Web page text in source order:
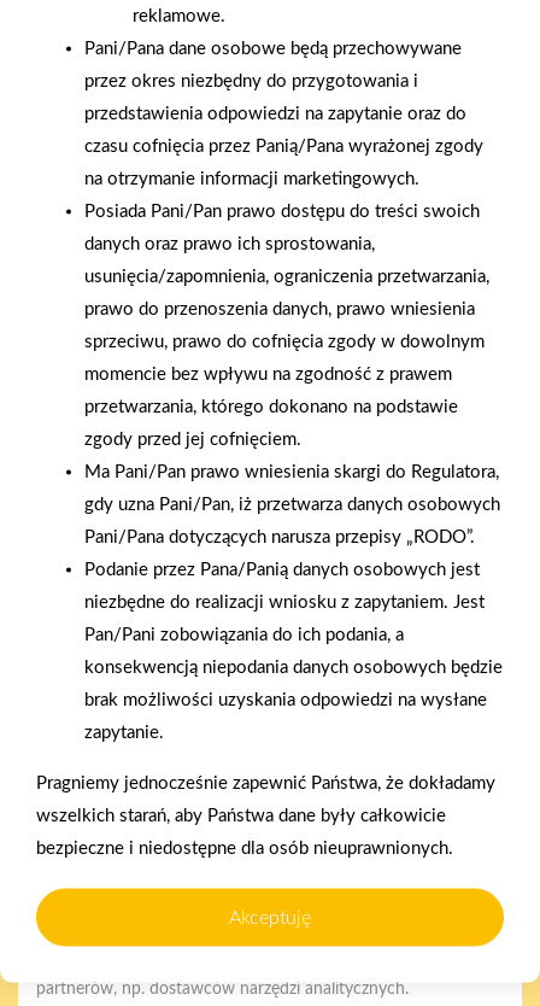
gra z WOŚP. Powstała
firmowa eSkarbonka na
rzecz gastroenterologii
dziecięcej
rok strategicznym
otwarciem po
rebrandingu
Otwarcie sklepu PSB
Mrówka w Wyrzysku
Gwarancja jakości
Zakupy w systemie
Oferujemy zakupy Zakupy
reklamowe.
Pani/Pana dane osobowe będą przechowywane
przez okres niezbędny do przygotowania i
przedstawienia odpowiedzi na zapytanie oraz do
czasu cofnięcia przez Panią/Pana wyrażonej zgody
na otrzymanie informacji marketingowych.
Posiada Pani/Pan prawo dostępu do treści swoich
danych oraz prawo ich sprostowania,
usunięcia/zapomnienia, ograniczenia przetwarzania,
prawo do przenoszenia danych, prawo wniesienia
sprzeciwu, prawo do cofnięcia zgody w dowolnym
momencie bez wpływu na zgodność z prawem
przetwarzania, którego dokonano na podstawie
zgody przed jej cofnięciem.
Ma Pani/Pan prawo wniesienia skargi do Regulatora,
gdy uzna Pani/Pan, iż przetwarza danych osobowych
Pani/Pana dotyczących narusza przepisy „RODO”.
Podanie przez Pana/Panią danych osobowych jest
niezbędne do realizacji wniosku z zapytaniem. Jest
Pan/Pani zobowiązania do ich podania, a
konsekwencją niepodania danych osobowych będzie
brak możliwości uzyskania odpowiedzi na wysłane
zapytanie.
Pragniemy jednocześnie zapewnić Państwa, że dokładamy
wszelkich starań, aby Państwa dane były całkowicie
bezpieczne i niedostępne dla osób nieuprawnionych.
Akceptuję
Polityka plików cookies
zapewnienia prawidłowego działania strony, poprawy komfortu
Czym są pliki cookies?
Cookies to niewielkie pliki tekstowe zapisywane na urządzeniu
użytkownika (komputerze, tablecie, smartfonie) podczas
korzystania z naszej strony internetowej. Pliki te mogą być
partnerów, np. dostawców narzędzi analitycznych.